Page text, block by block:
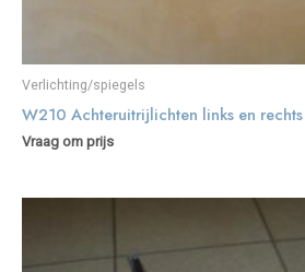
Verlichting/spiegels
W210 Achteruitrijlichten links en
Vraag om prijs